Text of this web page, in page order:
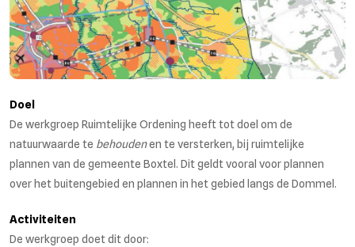
Doel
De werkgroep Ruimtelijke Ordening heeft tot doel om de
natuurwaarde te behoudenen te versterken, bij ruimtelijke
plannen van de gemeente Boxtel. Dit geldt vooral voor plannen
over het buitengebied en plannen in het gebied langs de Dommel.
Activiteiten
De werkgroep doet dit door: